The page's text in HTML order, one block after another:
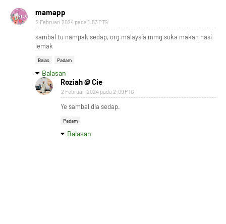
mamapp
2 Februari 2024 pada 1:53 PTG
sambal tu nampak sedap, org malaysia mmg suka makan nasi
lemak
Balas Padam
Balasan
Roziah @ Cie
2 Februari 2024 pada 2:09 PTG
Ye sambal dia sedap.
Padam
Balasan